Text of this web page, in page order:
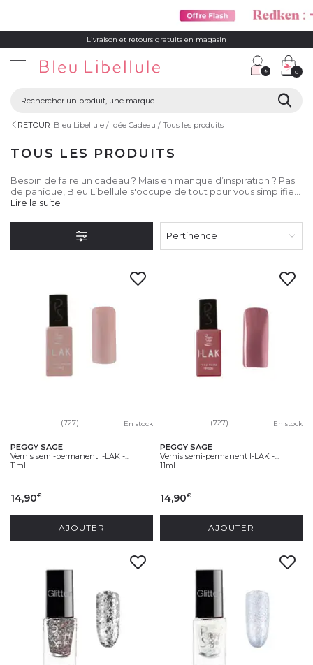
Livraison et retours gratuits en magasin
0
RETOUR Bleu Libellule Idée Cadeau Tous les produits
TOUS LES PRODUITS
Besoin de faire un cadeau ? Mais en manque d’inspiration ? Pas
de panique, Bleu Libellule s'occupe de tout pour vous simplifier
la vie. Que ce soit pour Noël, pour un Anniversaire, pour la Saint-
large choix de cadeaux pour lui, pour elle ou pour toutes les
personnes si spéciales qui vous entourent !
Lire la suite
Pertinence
(727) En stock
PEGGY SAGE
Vernis semi-permanent I-LAK -...
11ml
14,90€
AJOUTER
(727) En stock
PEGGY SAGE
Vernis semi-permanent I-LAK -...
11ml
14,90€
AJOUTER